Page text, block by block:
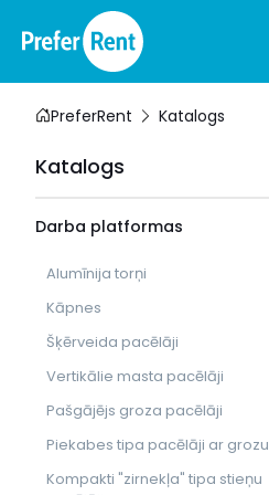
PreferRent Katalogs
Katalogs
Darba platformas
Alumīnija torņi
Kāpnes
Šķērveida pacēlāji
Vertikālie masta pacēlāji
Pašgājējs groza pacēlāji
Piekabes tipa pacēlāji ar grozu
Kompakti "zirnekļa" tipa stieņu